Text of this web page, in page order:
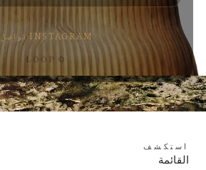
INSTAGRAM
·تواصل
© LOOP
استكشف
القائمة